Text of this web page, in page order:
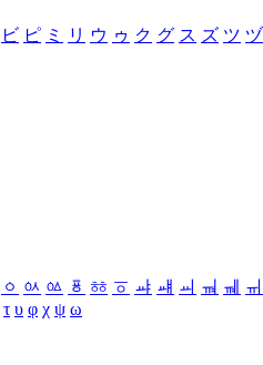
ビ ピ ミ リ ウ ゥ ク グ ス ズ ツ ヅ
ㆁ ㆂ ㆃ ㆄ ㆅ ㆆ ㆇ ㆈ ㆉ ㆊ ㆋ ㆌ
τ υ φ χ ψ ω